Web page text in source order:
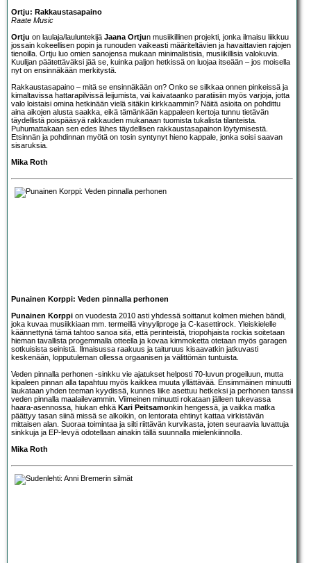
Ortju: Rakkaustasapaino
Raate Music
Ortju on laulaja/lauluntekijä Jaana Ortjun musiikillinen projekti, jonka ilmaisu liikkuu
jossain kokeellisen popin ja runouden vaikeasti määriteltävien ja havaittavien rajojen
tienoilla. Ortju luo omien sanojensa mukaan minimalistisia, musiikillisia valokuvia.
Kuulijan päätettäväksi jää se, kuinka paljon hetkissä on luojaa itseään – jos moisella
nyt on ensinnäkään merkitystä.
Rakkaustasapaino – mitä se ensinnäkään on? Onko se silkkaa onnen pinkeissä ja
kimaltavissa hattarapilvissä leijumista, vai kaivataanko paratiisiin myös varjoja, jotta
valo loistaisi omina hetkinään vielä sitäkin kirkkaammin? Näitä asioita on pohdittu
aina aikojen alusta saakka, eikä tämänkään kappaleen kertoja tunnu tietävän
täydellistä poispääsyä rakkauden mukanaan tuomista tukalista tilanteista.
Puhumattakaan sen edes lähes täydellisen rakkaustasapainon löytymisestä.
Etsinnän ja pohdinnan myötä on tosin syntynyt hieno kappale, jonka soisi saavan
sisaruksia.
Mika Roth
Punainen Korppi: Veden pinnalla perhonen
Punainen Korppi on vuodesta 2010 asti yhdessä soittanut kolmen miehen bändi,
joka kuvaa musiikkiaan mm. termeillä vinyyliproge ja C-kasettirock. Yleiskielelle
käännettynä tämä tahtoo sanoa sitä, että perinteistä, triopohjaista rockia soitetaan
hieman tavallista progemmalla otteella ja kovaa kimmoketta otetaan myös garagen
sotkuisista seinistä. Ilmaisussa raakuus ja taituruus kisaavatkin jatkuvasti
keskenään, lopputuleman ollessa orgaanisen ja välittömän tuntuista.
Veden pinnalla perhonen -sinkku vie ajatukset helposti 70-luvun progeiluun, mutta
kipaleen pinnan alla tapahtuu myös kaikkea muuta yllättävää. Ensimmäinen minuutti
laukataan yhden teeman kyydissä, kunnes liike asettuu hetkeksi ja perhonen tanssii
veden pinnalla maalailevammin. Viimeinen minuutti rokataan jälleen tukevassa
haara-asennossa, hiukan ehkä Kari Peitsamonkin hengessä, ja vaikka matka
päättyy tasan siinä missä se alkoikin, on lentorata ehtinyt kattaa virkistävän
mittaisen alan. Suoraa toimintaa ja silti riittävän kurvikasta, joten seuraavia luvattuja
sinkkuja ja EP-levyä odotellaan ainakin tällä suunnalla mielenkiinnolla.
Mika Roth